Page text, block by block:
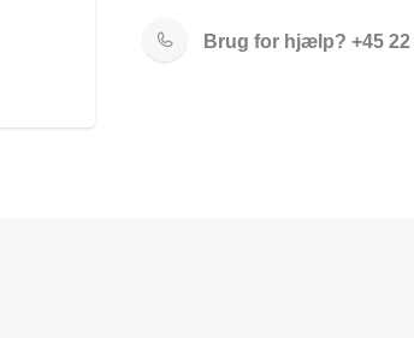
Brug for hjælp? +45